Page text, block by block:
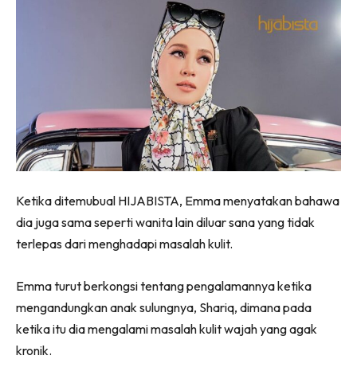
Ketika ditemubual HIJABISTA, Emma menyatakan bahawa
dia juga sama seperti wanita lain diluar sana yang tidak
terlepas dari menghadapi masalah kulit.
Emma turut berkongsi tentang pengalamannya ketika
mengandungkan anak sulungnya, Shariq, dimana pada
ketika itu dia mengalami masalah kulit wajah yang agak
kronik.